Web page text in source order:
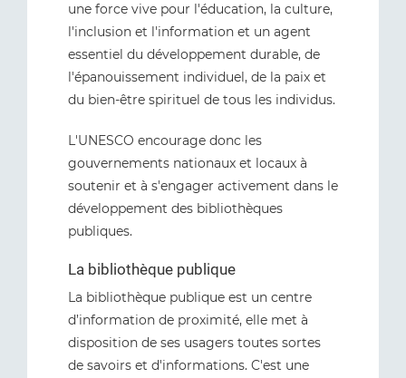
une force vive pour l'éducation, la culture,
l'inclusion et l'information et un agent
essentiel du développement durable, de
l'épanouissement individuel, de la paix et
du bien-être spirituel de tous les individus.
L'UNESCO encourage donc les
gouvernements nationaux et locaux à
soutenir et à s'engager activement dans le
développement des bibliothèques
publiques.
La bibliothèque publique
La bibliothèque publique est un centre
d’information de proximité, elle met à
disposition de ses usagers toutes sortes
de savoirs et d'informations. C'est une